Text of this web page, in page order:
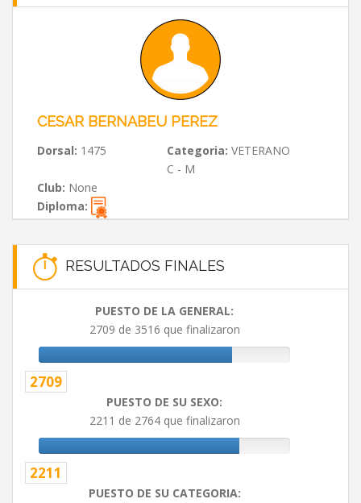
CESAR BERNABEU PEREZ
Dorsal: 1475 Categoria: VETERANO
C - M
Club: None
Diploma:
RESULTADOS FINALES
PUESTO DE LA GENERAL:
2709 de 3516 que finalizaron
2709
PUESTO DE SU SEXO:
2211 de 2764 que finalizaron
2211
PUESTO DE SU CATEGORIA: